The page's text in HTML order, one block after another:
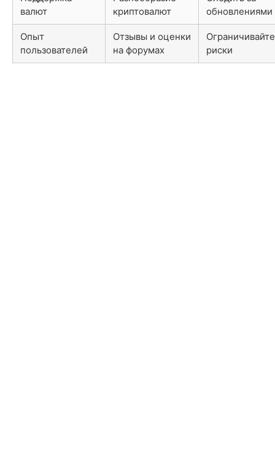
валют
криптовалют
обновлениями
Опыт
пользователей
Отзывы и оценки
на форумах
Ограничивайте
риски